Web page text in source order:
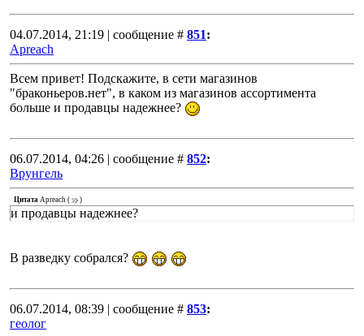
04.07.2014, 21:19 | сообщение # 851:
Apreach
Всем привет! Подскажите, в сети магазинов
"браконьеров.нет", в каком из магазинов ассортимента
больше и продавцы надежнее?
06.07.2014, 04:26 | сообщение # 852:
Врунгель
Цитата Apreach ( )
и продавцы надежнее?
В разведку собрался?
06.07.2014, 08:39 | сообщение # 853:
геолог